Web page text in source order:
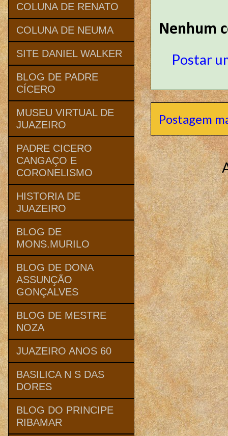
Nenhum
Postar
Postagem
COLUNA DE RENATO
COLUNA DE NEUMA
SITE DANIEL WALKER
BLOG DE PADRE
CÍCERO
MUSEU VIRTUAL DE
JUAZEIRO
PADRE CICERO
CANGAÇO E
CORONELISMO
HISTORIA DE
JUAZEIRO
BLOG DE
MONS.MURILO
BLOG DE DONA
ASSUNÇÃO
GONÇALVES
BLOG DE MESTRE
NOZA
JUAZEIRO ANOS 60
BASILICA N S DAS
DORES
BLOG DO PRINCIPE
RIBAMAR